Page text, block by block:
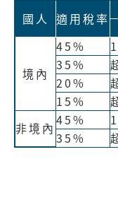
國人 適用稅率
境內
45%
35%
20%
15%
非境內 45%
35%